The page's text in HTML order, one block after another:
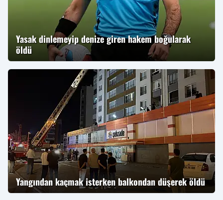
Yasak dinlemeyip denize giren hakem boğularak
öldü
Yangından kaçmak isterken balkondan düşerek öldü